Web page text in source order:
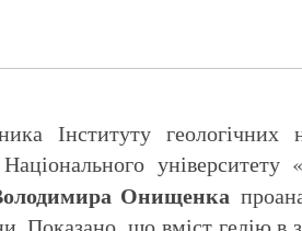
Інституту
Онищенка